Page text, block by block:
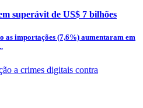
superávit de US$ 7 bilhões
as importações (7,6%) aumentaram em